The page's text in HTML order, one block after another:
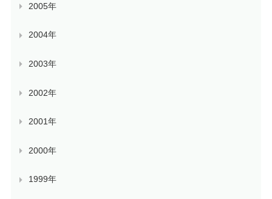
2005年
2004年
2003年
2002年
2001年
2000年
1999年